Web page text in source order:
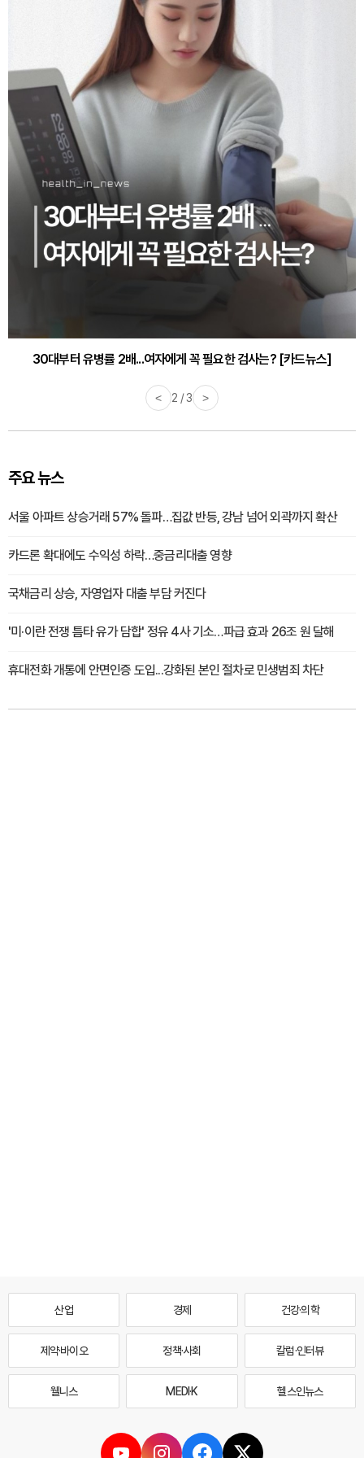
30대부터 유병률 2배...여자에게 꼭 필요한 검사는? [카드뉴스]
감기·독감 예방하고 면역력 높이는 4가지 영양제 [카드뉴스]
< 2 / 3 >
주요 뉴스
서울 아파트 상승거래 57% 돌파…집값 반등, 강남 넘어 외곽까지 확산
카드론 확대에도 수익성 하락…중금리대출 영향
국채금리 상승, 자영업자 대출 부담 커진다
'미·이란 전쟁 틈타 유가 담합' 정유 4사 기소…파급 효과 26조 원 달해
휴대전화 개통에 안면인증 도입...강화된 본인 절차로 민생범죄 차단
산업 경제 건강·의학
제약·바이오 정책·사회 칼럼·인터뷰
웰니스 MEDI·K 헬스인뉴스